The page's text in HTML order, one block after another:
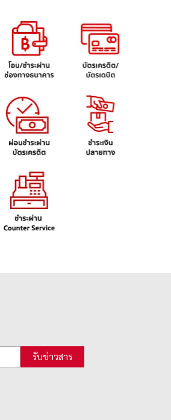
ตลับหมึกพิมพ์เลเซอร์
Earth Toner รุ่น TN-
2280/2260/2060
450.00 ฿ 495.00 ฿
เพิ่มในตะกร้า
รับข่าวสาร